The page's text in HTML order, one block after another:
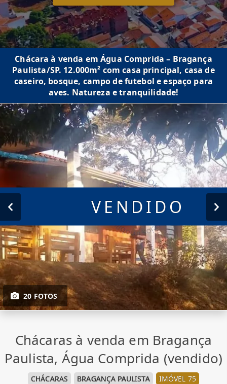
Chácara à venda em Água Comprida – Bragança
Paulista/SP. 12.000m² com casa principal, casa de
caseiro, bosque, campo de futebol e espaço para
aves. Natureza e tranquilidade!
20 FOTOS
VENDIDO
Chácaras à venda em Bragança
Paulista, Água Comprida (vendido)
CHÁCARAS BRAGANÇA PAULISTA IMÓVEL 75